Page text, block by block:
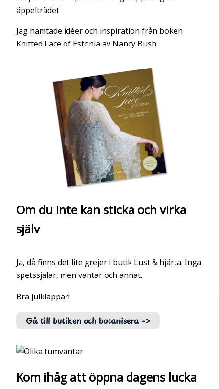
Jag hämtade idéer och inspiration från boken
Knitted Lace of Estonia av Nancy Bush:
Om du inte kan sticka och virka
själv
Ja, då finns det lite grejer i butik Lust & hjärta. Inga
spetssjalar, men vantar och annat.
Bra julklappar!
Gå till butiken och botanisera ->
Kom ihåg att öppna dagens lucka